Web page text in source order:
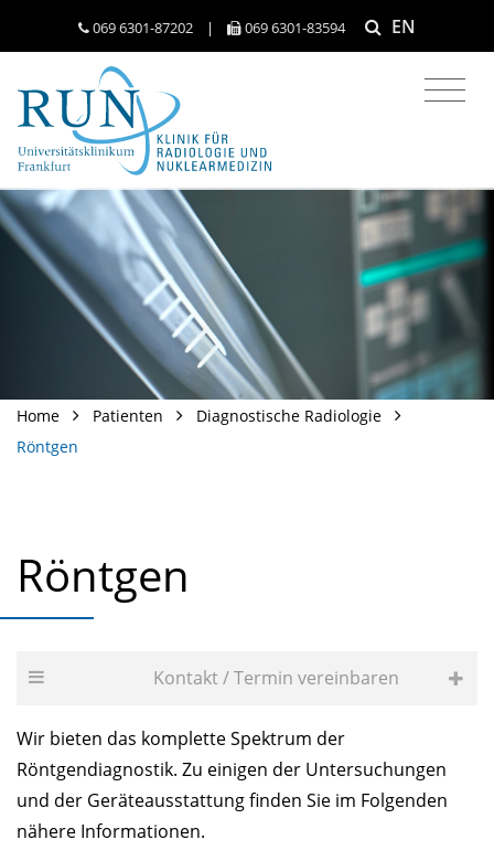
069 6301-​87202 | 069 6301-​83594 EN
Home Patienten
Diagnostische Radiologie
Röntgen
Röntgen
Kontakt / Termin vereinbaren
Wir bieten das komplette Spektrum der
Röntgendiagnostik. Zu einigen der Untersuchungen
und der Geräteausstattung finden Sie im Folgenden
nähere Informationen.